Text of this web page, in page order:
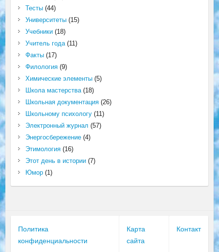
Тесты(44)
Университеты(15)
Учебники(18)
Учитель года(11)
Факты(17)
Филология(9)
Химические элементы(5)
Школа мастерства(18)
Школьная документация(26)
Школьному психологу(11)
Электронный журнал (57)
Энергосбережение(4)
Этимология(16)
Этот день в истории(7)
Юмор(1)
Политика
конфиденциальности
Карта
сайта
Контакт